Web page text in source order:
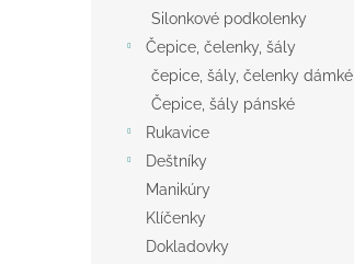
Silonkové podkolenky
Čepice, čelenky, šály
čepice, šály, čelenky dámké
Čepice, šály pánské
Rukavice
Deštníky
Manikúry
Klíčenky
Dokladovky